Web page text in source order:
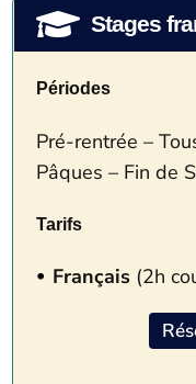
 Stages
Périodes
Pré-rentrée –
Pâques – Fin de
Tarifs
Français (2h